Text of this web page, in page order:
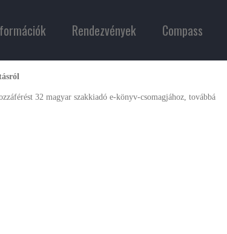
Rendezvények Compass
32 magyar szakkiadó e-könyv-csomagjához, továbbá